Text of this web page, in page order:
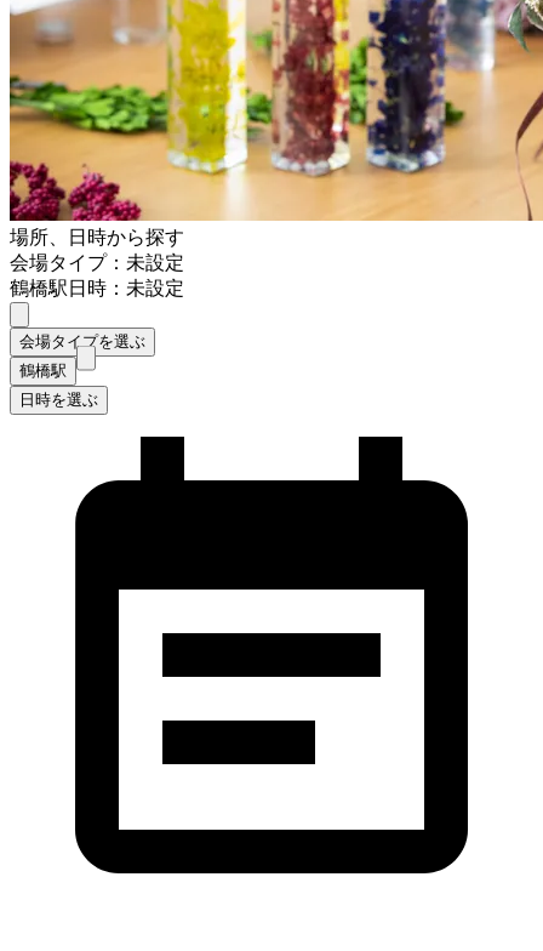
場所、日時から探す
会場タイプ：未設定
鶴橋駅日時：未設定
会場タイプを選ぶ
鶴橋駅
日時を選ぶ